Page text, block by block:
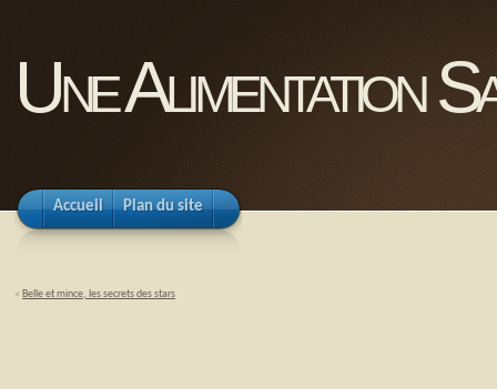
Une Alimentation
Accueil Plan du site
« Belle et mince, les secrets des stars